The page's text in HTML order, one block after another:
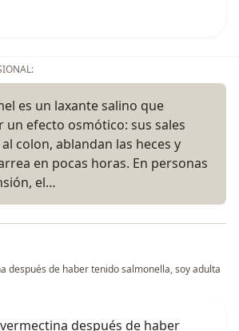
es un laxante salino que
un efecto osmótico: sus sales
colon, ablandan las heces y
en pocas horas. En personas
el…
después de haber tenido salmonella, soy adulta
después de haber